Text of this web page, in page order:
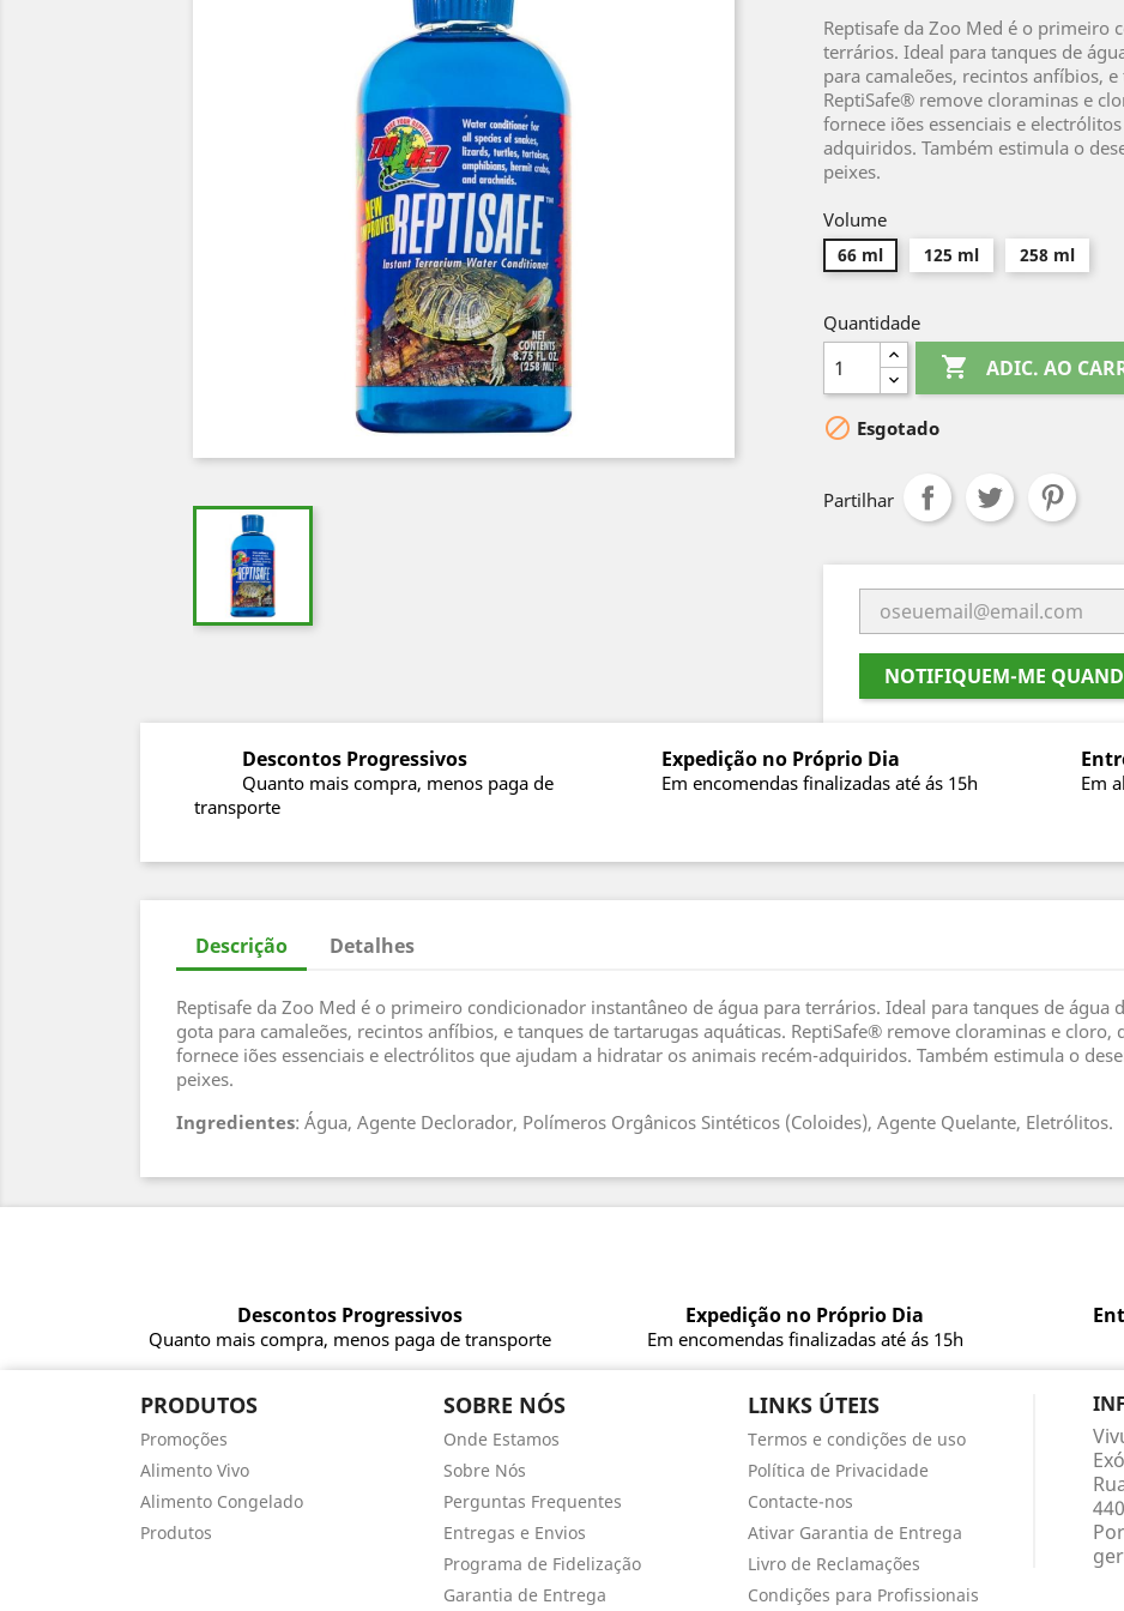
Reptisafe da Zoo Med é o primeiro
terrários. Ideal para tanques de
para camaleões, recintos anfíbios,
ReptiSafe® remove cloraminas e
fornece iões essenciais e
adquiridos. Também estimula o
peixes.
Volume
66 ml 125 ml 258 ml
Quantidade
 ADIC. AO
 Esgotado
Partilhar
NOTIFIQUEM-ME
Descontos Progressivos
Quanto mais compra, menos paga de
transporte
Expedição no Próprio Dia
Em encomendas finalizadas até ás 15h Em
Descrição Detalhes
Reptisafe da Zoo Med é o primeiro condicionador instantâneo de água para terrários. Ideal para tanques de água
gota para camaleões, recintos anfíbios, e tanques de tartarugas aquáticas. ReptiSafe® remove cloraminas e
fornece iões essenciais e electrólitos que ajudam a hidratar os animais recém-adquiridos. Também estimula o
peixes.
Ingredientes: Água, Agente Declorador, Polímeros Orgânicos Sintéticos (Coloides), Agente Quelante, Eletrólitos.
Descontos Progressivos
Quanto mais compra, menos paga de transporte
Expedição no Próprio Dia
Em encomendas finalizadas até ás 15h
PRODUTOS
Promoções
Alimento Vivo
Alimento Congelado
Produtos
SOBRE NÓS
Onde Estamos
Sobre Nós
Perguntas Frequentes
Entregas e Envios
Programa de Fidelização
Garantia de Entrega
LINKS ÚTEIS
Termos e condições de uso
Política de Privacidade
Contacte-nos
Ativar Garantia de Entrega
Livro de Reclamações
Condições para Profissionais